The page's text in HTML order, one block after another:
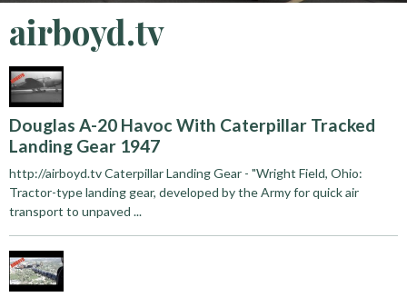
airboyd.tv
Douglas A-20 Havoc With Caterpillar Tracked
Landing Gear 1947
http://airboyd.tv Caterpillar Landing Gear - "Wright Field, Ohio:
Tractor-type landing gear, developed by the Army for quick air
transport to unpaved ...